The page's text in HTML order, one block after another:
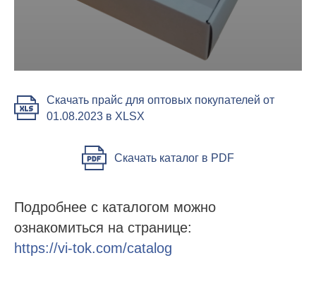
Скачать прайс для оптовых покупателей от
01.08.2023 в XLSX
Скачать каталог в PDF
Подробнее с каталогом можно
ознакомиться на странице:
https://vi-tok.com/catalog